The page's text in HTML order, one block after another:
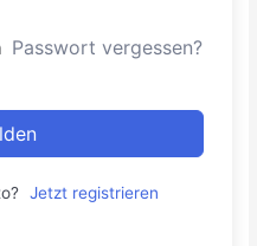
Passwort vergessen?
Jetzt registrieren